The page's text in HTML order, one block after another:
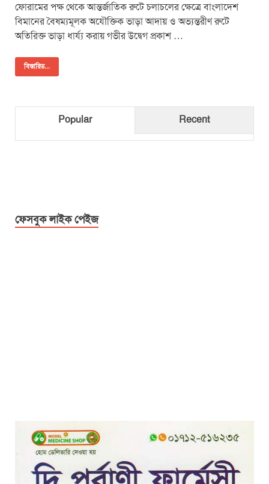
ফোরামের পক্ষ থেকে আন্তর্জাতিক রুটে চলাচলের ক্ষেত্রে বাংলাদেশ
বিমানের বৈষম্যমূলক অযৌক্তিক ভাড়া আদায় ও অভ্যন্তরীণ রুটে
অতিরিক্ত ভাড়া ধার্য্য করায় গভীর উদ্বেগ প্রকাশ …
বিস্তারিত...
Popular Recent
ফেসবুক লাইক পেইজ